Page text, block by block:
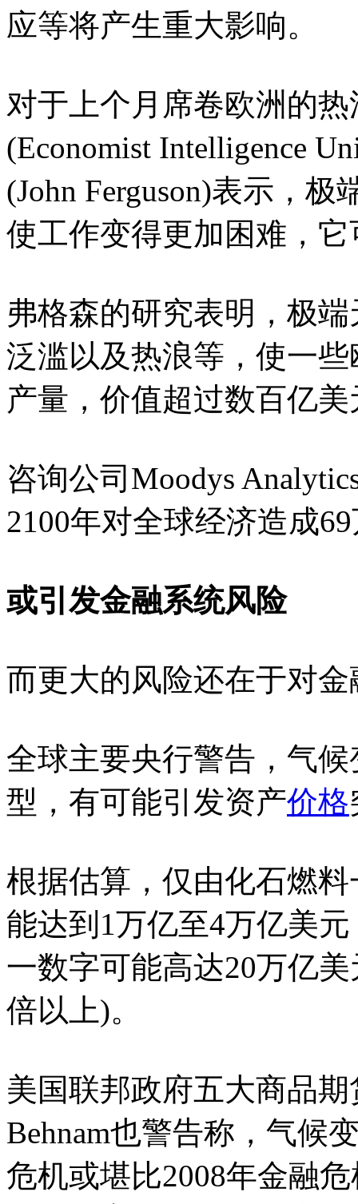
应等将产生重大影响。
对于上个月席卷欧洲的
(Economist Intelligence
(John Ferguson)表示，
使工作变得更加困难，
弗格森的研究表明，极
泛滥以及热浪等，使一
产量，价值超过数百亿美
咨询公司Moodys
2100年对全球经济造成
或引发金融系统风险
而更大的风险还在于对
全球主要央行警告，气
型，有可能引发资产价格
根据估算，仅由化石燃
能达到1万亿至4万亿美
一数字可能高达20万亿
倍以上)。
美国联邦政府五大商品
Behnam也警告称，气候
危机或堪比2008年金融